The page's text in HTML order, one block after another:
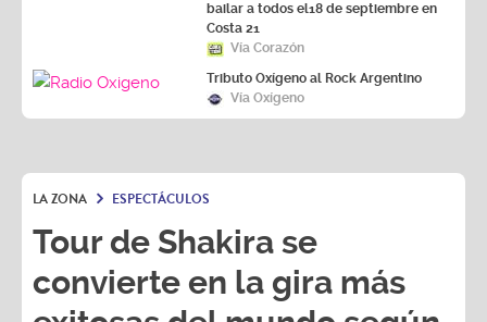
bailar a todos el18 de septiembre en
Costa 21
Vía Corazón
Tributo Oxígeno al Rock Argentino
Vía Oxígeno
LA ZONA ESPECTÁCULOS
Tour de Shakira se
convierte en la gira más